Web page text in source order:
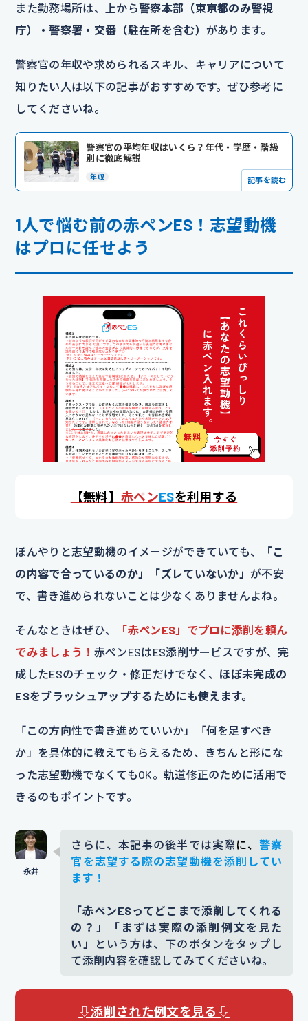
また勤務場所は、上から警察本部（東京都のみ警視
庁）・警察署・交番（駐在所を含む） があります。
警察官の年収や求められるスキル、キャリアについて
知りたい人は以下の記事がおすすめです。ぜひ参考に
してくださいね。
警察官の平均年収はいくら？年代・学歴・階級
別に徹底解説
年収 記事を読む
1人で悩む前の赤ペンES！志望動機
はプロに任せよう
【無料】赤ペンESを利用する
ぼんやりと志望動機のイメージができていても、
「こ
の内容で合っているのか」「ズレていないか」が不安
で、書き進められないことは少なくありませんよね。
そんなときはぜひ、
「赤ペンES」でプロに添削を頼ん
でみましょう！ 赤ペンESはES添削サービスですが、完
成したESのチェック・修正だけでなく、 ほぼ未完成の
ESをブラッシュアップするためにも使えます。
「この方向性で書き進めていいか」「何を足すべき
か」を具体的に教えてもらえるため、きちんと形にな
った志望動機でなくてもOK。軌道修正のために活用で
きるのもポイントです。
さらに、本記事の後半では実際 に、警察
官を志望する際の志望動機を添削してい
ます！
「赤ペンESってどこまで添削してくれる
の？」「まずは実際の添削例文を見た
い」
という方は、下のボタンをタップし
て添削内容を確認してみてくださいね。
⇩添削された例文を見る⇩